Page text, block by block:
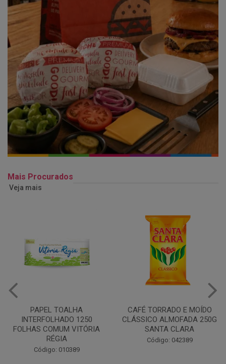
Mais Procurados
Veja mais
CAFÉ TORRADO E MOÍDO
CLÁSSICO ALMOFADA 250G
SANTA CLARA
Código: 042389
Copo Plástico Branco 180ml
Pacote c/100 - Cristalcopo
Código: 031413